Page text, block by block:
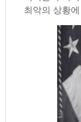
최악의 상황